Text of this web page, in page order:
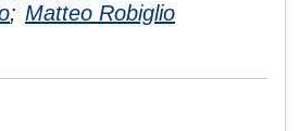
; Matteo Robiglio